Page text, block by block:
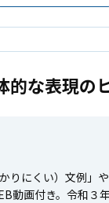
な表現の
りにくい）文例」
画付き。令和３